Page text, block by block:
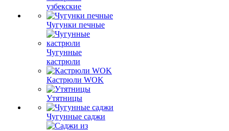
узбекские
Чугунки печные
Чугунные
кастрюли
Кастрюли WOK
Утятницы
Чугунные саджи